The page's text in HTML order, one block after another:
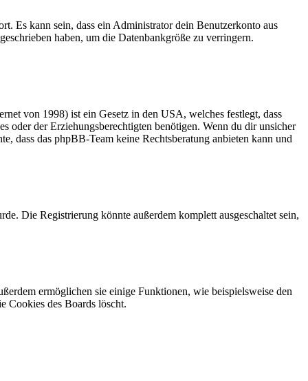
Es kann sein, dass ein Administrator dein Benutzerkonto aus
haben, um die Datenbankgröße zu verringern.
von 1998) ist ein Gesetz in den USA, welches festlegt, dass
oder der Erziehungsberechtigten benötigen. Wenn du dir unsicher
dass das phpBB-Team keine Rechtsberatung anbieten kann und
Die Registrierung könnte außerdem komplett ausgeschaltet sein,
ermöglichen sie einige Funktionen, wie beispielsweise den
Cookies des Boards löscht.